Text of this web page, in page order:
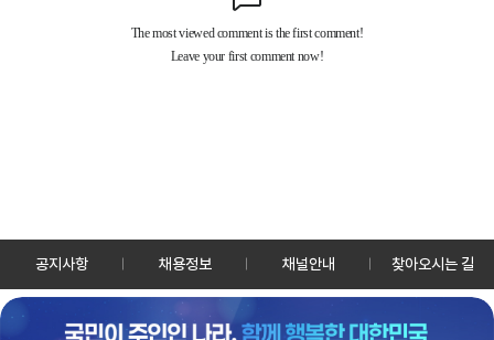
공지사항 채용정보 채널안내 찾아오시는 길
30128 세종특별자치시 정부2청사로 13 한국정책방송원 KTV